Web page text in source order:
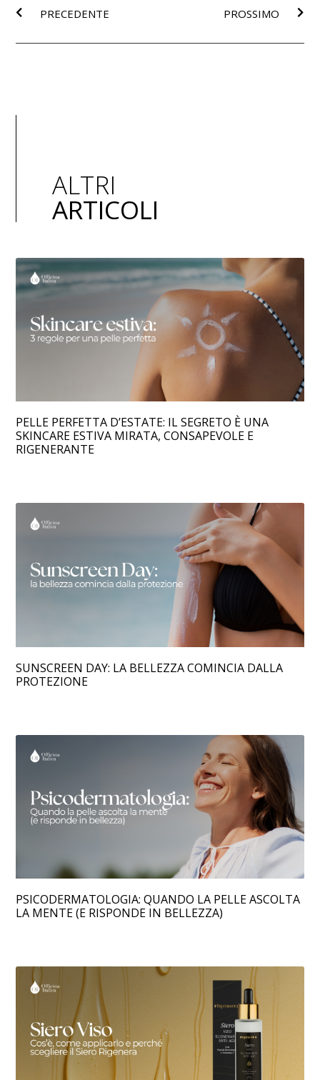
PRECEDENTE PROSSIMO
ALTRI
ARTICOLI
PELLE PERFETTA D’ESTATE: IL SEGRETO È UNA
SKINCARE ESTIVA MIRATA, CONSAPEVOLE E
RIGENERANTE
SUNSCREEN DAY: LA BELLEZZA COMINCIA DALLA
PROTEZIONE
PSICODERMATOLOGIA: QUANDO LA PELLE ASCOLTA
LA MENTE (E RISPONDE IN BELLEZZA)